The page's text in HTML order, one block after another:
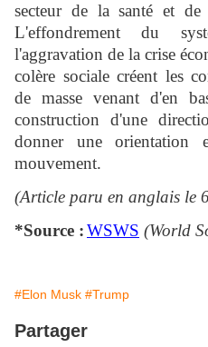
secteur de la santé et
L'effondrement du
l'aggravation de la crise
colère sociale créent les
de masse venant d'en
construction d'une
donner une orientation
mouvement.
(Article paru en anglais le
*Source :WSWS (World
#Elon Musk #Trump
Partager